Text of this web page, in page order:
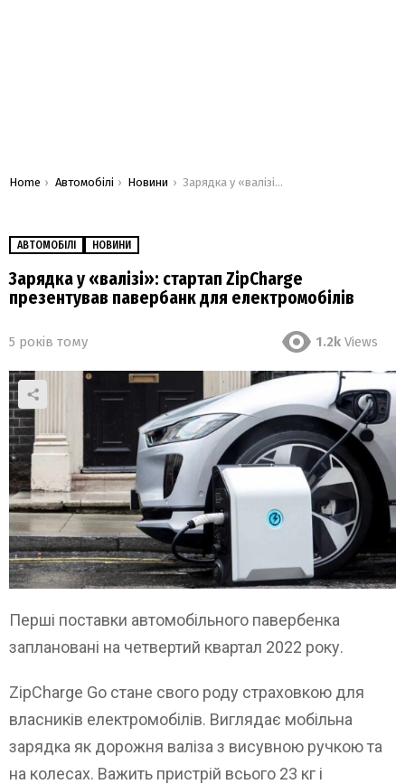
You are here:
Home Автомобілі Новини Зарядка у «валізі»: стартап ZipCharge презентував павербанк для електромобілів
АВТОМОБІЛІ НОВИНИ
Зарядка у «валізі»: стартап ZipCharge
презентував павербанк для електромобілів
5 років тому 1.2k Views
Перші поставки автомобільного павербенка
заплановані на четвертий квартал 2022 року.
ZipCharge Go стане свого роду страховкою для
власників електромобілів. Виглядає мобільна
зарядка як дорожня валіза з висувною ручкою та
на колесах. Важить пристрій всього 23 кг і